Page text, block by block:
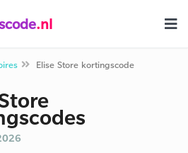
.nl
Elise Store kortingscode